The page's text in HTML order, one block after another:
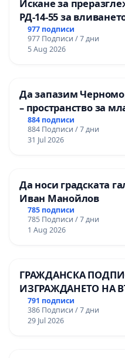
Искане за
РД-14-55 за
гимназия по
Професионалната
мениджмънт – гр.
977 подписи
977 Подписи / 7 дни
5 Aug 2026
Да запазим
– пространство за
884 подписи
884 Подписи / 7 дни
31 Jul 2026
Да носи градската
Иван Манойлов
785 подписи
785 Подписи / 7 дни
1 Aug 2026
ГРАЖДАНСКА
ИЗГРАЖДАНЕТО НА
НА ТЕРИТОРИЯТА НА
ЗАБЕЛЕЖИТЕЛНОСТ
ОСВОБОДИТЕЛИТЕ“
791 подписи
386 Подписи / 7 дни
29 Jul 2026